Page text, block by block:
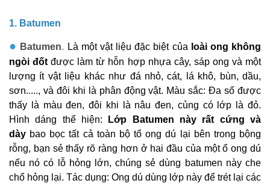
1. Batumen
● Batumen. Là một vật liệu đặc biệt của loài ong không
ngòi đốtđược làm từ hỗn hợp nhựa cây, sáp ong và một
lượng ít vật liệu khác như đá nhỏ, cát, lá khô, bùn, dầu,
sơn....., và đôi khi là phân động vật. Màu sắc: Đa số được
thấy là màu đen, đôi khi là nâu đen, củng có lớp là đỏ.
Hình dáng thể hiện:
Lớp Batumen này rất cứng và
dày bao bọc tất cả toàn bộ tổ ong dú lại bên trong bộng
rỗng, bạn sẻ thấy rõ ràng hơn ở hai đầu của một ổ ong dú
nếu nó có lỗ hỏng lớn, chúng sẻ dùng batumen này che
chổ hỏng lại. Tác dụng: Ong dú dùng lớp này để trét lại các